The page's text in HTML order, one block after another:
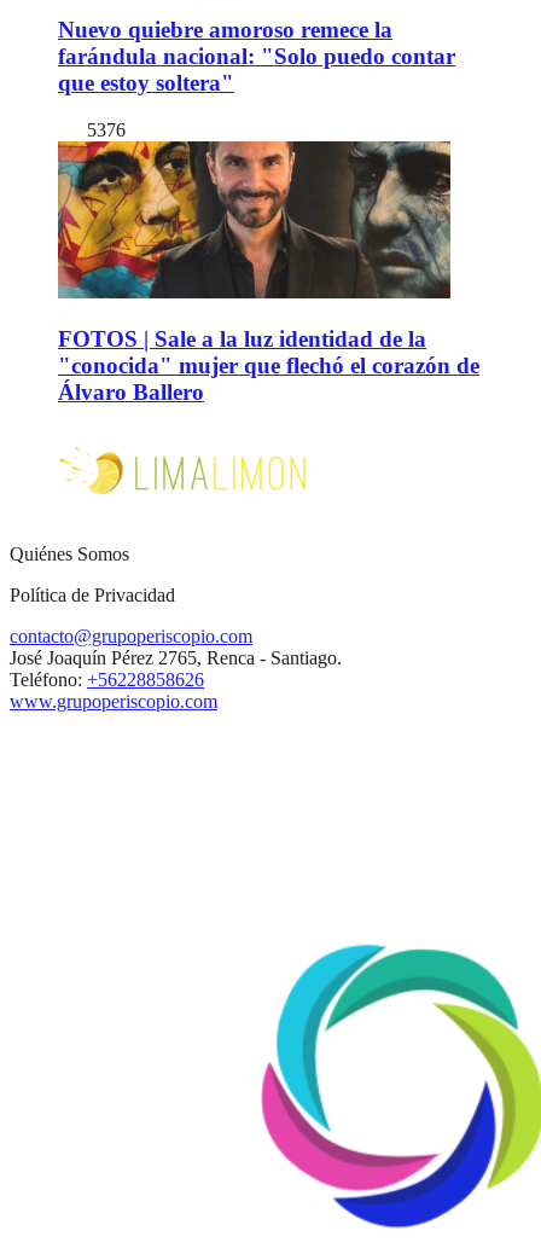
Nuevo quiebre amoroso remece la
farándula nacional: "Solo puedo contar
que estoy soltera"
5376
FOTOS | Sale a la luz identidad de la
"conocida" mujer que flechó el corazón de
Álvaro Ballero
Quiénes Somos
Política de Privacidad
contacto@grupoperiscopio.com
José Joaquín Pérez 2765, Renca - Santiago.
Teléfono: +56228858626
www.grupoperiscopio.com